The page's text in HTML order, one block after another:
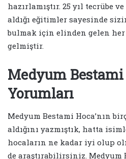
hazırlamıştır. 25 yıl tecrübe
aldığı eğitimler sayesinde
bulmak için elinden gelen
gelmiştir.
Medyum Bestami
Yorumları
Medyum Bestami Hoca’nın
aldığını yazmıştık, hatta
hocaların ne kadar iyi olup
de araştırabilirsiniz. Medyum